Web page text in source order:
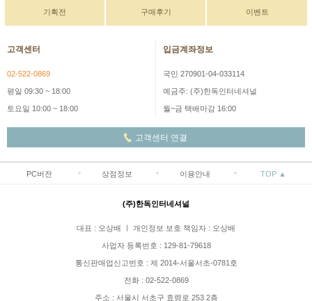
기획전 구매후기 이벤트
고객센터
02-522-0869
평일 09:30 ~ 18:00
토요일 10:00 ~ 18:00
입금계좌정보
국민 270901-04-033114
예금주: (주)한독인터네셔널
월~금 택배마감 16:00
고객센터 연결
PC버전 상점정보 이용안내 TOP ▲
(주)한독인터네셔널
대표 : 오상배 ㅣ 개인정보 보호 책임자 : 오상배
사업자 등록번호 : 129-81-79618
통신판매업신고번호 : 제 2014-서울서초-0781호
전화 : 02-522-0869
주소 : 서울시 서초구 효령로 253 2층